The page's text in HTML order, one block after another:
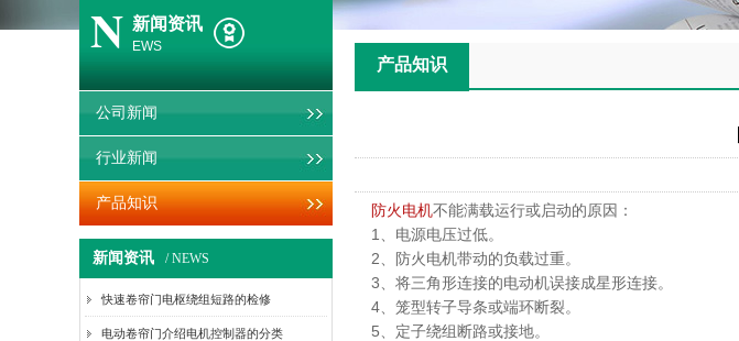
N 新闻资讯
EWS
公司新闻
行业新闻
产品知识
新闻资讯 / NEWS
快速卷帘门电枢绕组短路的检修
电动卷帘门介绍电机控制器的分类
产品知识
防火电机不能满载运行或启动的原因：
1、电源电压过低。
2、防火电机带动的负载过重。
3、将三角形连接的电动机误接成星形连接。
4、笼型转子导条或端环断裂。
5、定子绕组断路或接地。